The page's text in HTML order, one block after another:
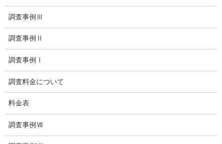
探偵日記
いじめ相談
子供の虐待
児童虐待防止対策
子供のいじめ相談
調査事例Ⅲ
調査事例Ⅱ
調査事例Ⅰ
調査料金について
料金表
調査事例Ⅶ